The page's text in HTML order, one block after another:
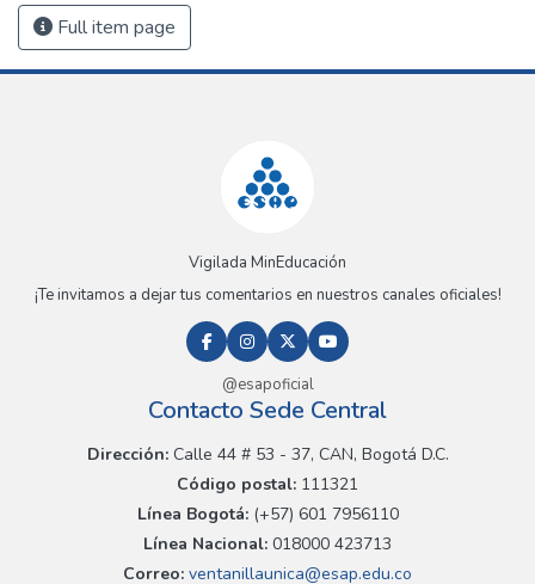
Full item page
Vigilada MinEducación
¡Te invitamos a dejar tus comentarios en nuestros canales oficiales!
@esapoficial
Contacto Sede Central
Dirección:Calle 44 # 53 - 37, CAN, Bogotá D.C.
Código postal: 111321
Línea Bogotá:(+57) 601 7956110
Línea Nacional: 018000 423713
Correo: ventanillaunica@esap.edu.co